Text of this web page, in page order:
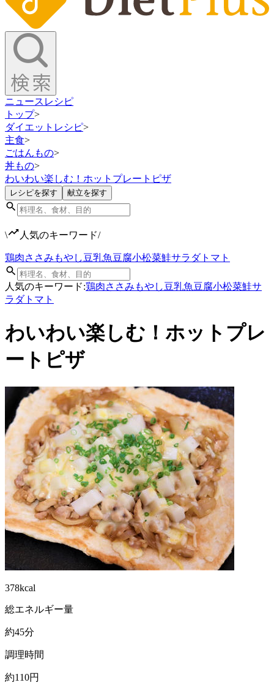
ニュース レシピ
トップ>
ダイエットレシピ>
主食>
ごはんもの>
丼もの>
わいわい楽しむ！ホットプレートピザ
レシピを探す 献立を探す
\ 人気のキーワード/
鶏肉ささみ もやし豆乳魚豆腐小松菜鮭サラダトマト
人気のキーワード:鶏肉ささみ もやし豆乳魚豆腐小松菜鮭サ
ラダトマト
わいわい楽しむ！ホットプレ
ートピザ
378kcal
総エネルギー量
約45分
調理時間
約110円